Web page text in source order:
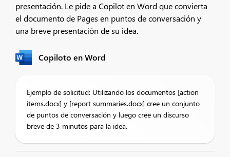
presentación. Le pide a Copilot en Word que convierta
el documento de Pages en puntos de conversación y
una breve presentación de su idea.
Copiloto en Word
Ejemplo de solicitud: Utilizando los documentos [action
items.docx] y [report summaries.docx] cree un conjunto
de puntos de conversación y luego cree un discurso
breve de 3 minutos para la idea.